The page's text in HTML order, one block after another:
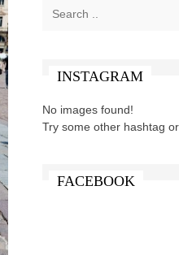
INSTAGRAM
No images found!
Try some other hashtag
FACEBOOK